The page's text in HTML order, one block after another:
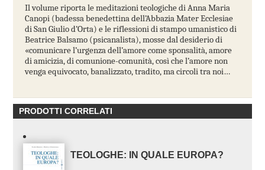
Il volume riporta le meditazioni teologiche di Anna Maria
Canopi (badessa benedettina dell’Abbazia Mater Ecclesiae
di San Giulio d’Orta) e le riflessioni di stampo umanistico di
Beatrice Balsamo (psicanalista), mosse dal desiderio di
«comunicare l’urgenza dell’amore come sponsalità, amore
di amicizia, di comunione-comunità, così che l’amore non
venga equivocato, banalizzato, tradito, ma circoli tra noi…
PRODOTTI CORRELATI
TEOLOGHE: IN QUALE EUROPA?